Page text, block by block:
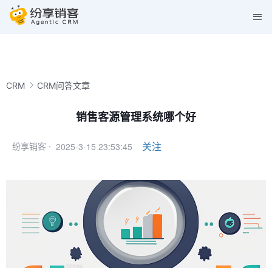
CRM CRM问答文章
销售客源管理系统哪个好
纷享销客 · 2025-3-15 23:53:45 关注